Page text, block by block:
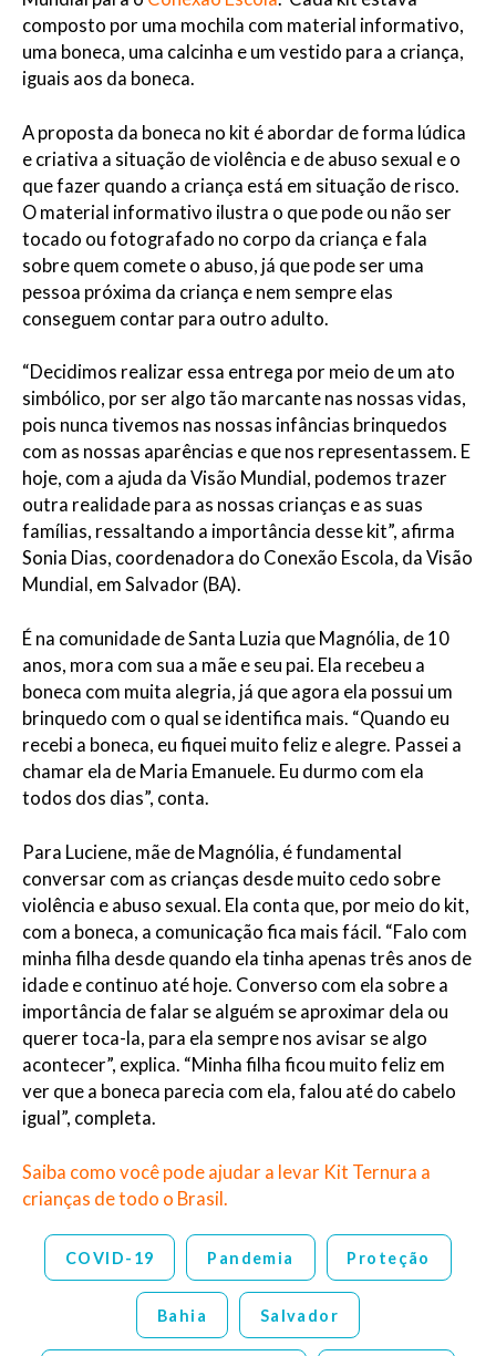
composto por uma mochila com material informativo,
uma boneca, uma calcinha e um vestido para a criança,
iguais aos da boneca.
A proposta da boneca no kit é abordar de forma lúdica
e criativa a situação de violência e de abuso sexual e o
que fazer quando a criança está em situação de risco.
O material informativo ilustra o que pode ou não ser
tocado ou fotografado no corpo da criança e fala
sobre quem comete o abuso, já que pode ser uma
pessoa próxima da criança e nem sempre elas
conseguem contar para outro adulto.
“Decidimos realizar essa entrega por meio de um ato
simbólico, por ser algo tão marcante nas nossas vidas,
pois nunca tivemos nas nossas infâncias brinquedos
com as nossas aparências e que nos representassem. E
hoje, com a ajuda da Visão Mundial, podemos trazer
outra realidade para as nossas crianças e as suas
famílias, ressaltando a importância desse kit”, afirma
Sonia Dias, coordenadora do Conexão Escola, da Visão
Mundial, em Salvador (BA).
É na comunidade de Santa Luzia que Magnólia, de 10
anos, mora com sua a mãe e seu pai. Ela recebeu a
boneca com muita alegria, já que agora ela possui um
brinquedo com o qual se identifica mais. “Quando eu
recebi a boneca, eu fiquei muito feliz e alegre. Passei a
chamar ela de Maria Emanuele. Eu durmo com ela
todos dos dias”, conta.
Para Luciene, mãe de Magnólia, é fundamental
conversar com as crianças desde muito cedo sobre
violência e abuso sexual. Ela conta que, por meio do kit,
com a boneca, a comunicação fica mais fácil. “Falo com
minha filha desde quando ela tinha apenas três anos de
idade e continuo até hoje. Converso com ela sobre a
importância de falar se alguém se aproximar dela ou
querer toca-la, para ela sempre nos avisar se algo
acontecer”, explica. “Minha filha ficou muito feliz em
ver que a boneca parecia com ela, falou até do cabelo
igual”, completa.
Saiba como você pode ajudar a levar Kit Ternura a
crianças de todo o Brasil.
COVID-19 Pandemia Proteção
Bahia Salvador